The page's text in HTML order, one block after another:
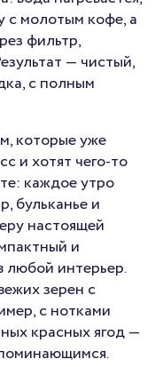
с молотым кофе, а
фильтр,
— чистый,
с полным
которые уже
и хотят чего-то
каждое утро
бульканье и
настоящей
и
любой интерьер.
зерен с
с нотками
красных ягод —